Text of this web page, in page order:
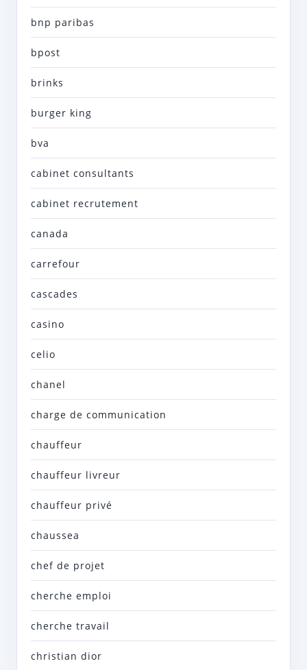
bnp paribas
bpost
brinks
burger king
bva
cabinet consultants
cabinet recrutement
canada
carrefour
cascades
casino
celio
chanel
charge de communication
chauffeur
chauffeur livreur
chauffeur privé
chaussea
chef de projet
cherche emploi
cherche travail
christian dior